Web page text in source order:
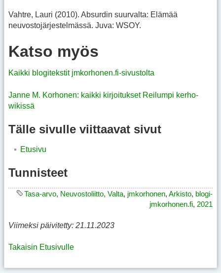
Vahtre, Lauri (2010). Absurdin suurvalta: Elämää
neuvostojärjestelmässä. Juva: WSOY.
Katso myös
Kaikki blogitekstit jmkorhonen.fi-sivustolta
Janne M. Korhonen: kaikki kirjoitukset Reilumpi kerho-
wikissä
Tälle sivulle viittaavat sivut
Etusivu
Tunnisteet
Tasa-arvo, Neuvostoliitto, Valta, jmkorhonen, Arkisto, blogi-
jmkorhonen.fi, 2021
Viimeksi päivitetty: 21.11.2023
Takaisin Etusivulle